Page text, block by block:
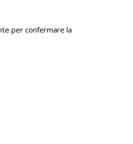
per confermare la